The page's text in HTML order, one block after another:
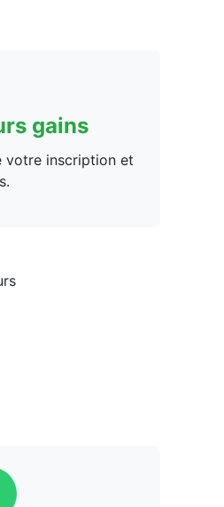
gains
votre inscription et